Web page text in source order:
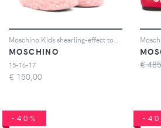
MOSCHINO
15-16-17
€ 150,00
€
-40% -